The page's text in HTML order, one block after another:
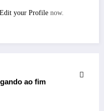
Edit your Profile now.
ao fim